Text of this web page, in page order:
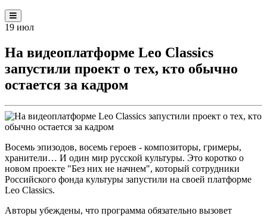
19 июл
На видеоплатформе Leo Classics
запустили проект о тех, кто обычно
остается за кадром
Восемь эпизодов, восемь героев - композиторы, гримеры,
хранители… И один мир русской культуры. Это коротко о
новом проекте "Без них не начнем", который сотрудники
Российского фонда культуры запустили на своей платформе
Leo Classics.
Авторы убеждены, что программа обязательно вызовет